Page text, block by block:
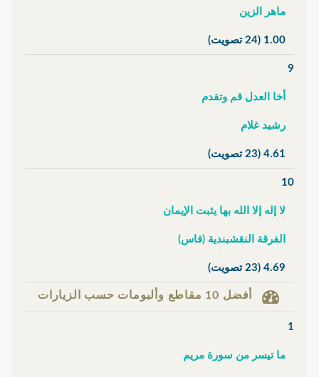
ماهر الزين
1.00 (24 تصويت)
9
أخا العدل قم وتقدم
رشيد غلام
4.61 (23 تصويت)
10
لا إله إلا الله بها يثبت الإيمان
الفرقة النقشبندية (فاس)
4.69 (23 تصويت)
أفضل 10 مقاطع وألبومات حسب الزيارات
1
ما تيسر من سورة مريم